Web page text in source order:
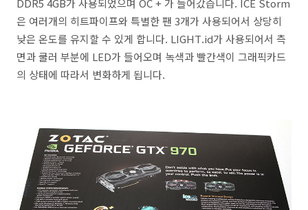
DDR5 4GB가 사용되었으며 OC + 가 들어갔습니다. ICE Storm
은 여러개의 히트파이프와 특별한 팬 3개가 사용되어서 상당히
낮은 온도를 유지할 수 있게 합니다. LIGHT.id가 사용되어서 측
면과 쿨러 부분에 LED가 들어오며 녹색과 빨간색이 그래픽카드
의 상태에 따라서 변화하게 됩니다.